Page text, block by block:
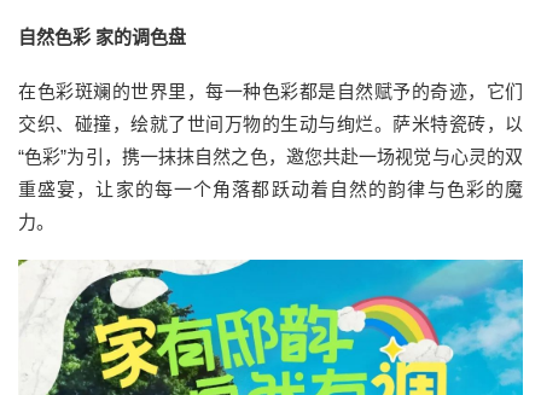
自然色彩 家的调色盘
在色彩斑斓的世界里，每一种色彩都是自然赋予的奇迹，它们
交织、碰撞，绘就了世间万物的生动与绚烂。萨米特瓷砖，以
“色彩”为引，携一抹抹自然之色，邀您共赴一场视觉与心灵的双
重盛宴，让家的每一个角落都跃动着自然的韵律与色彩的魔
力。